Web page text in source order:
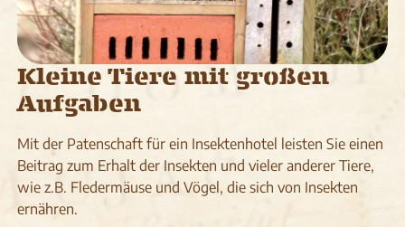
Kleine Tiere mit großen
Aufgaben
Mit der Patenschaft für ein Insektenhotel leisten Sie einen
Beitrag zum Erhalt der Insekten und vieler anderer Tiere,
wie z.B. Fledermäuse und Vögel, die sich von Insekten
ernähren.